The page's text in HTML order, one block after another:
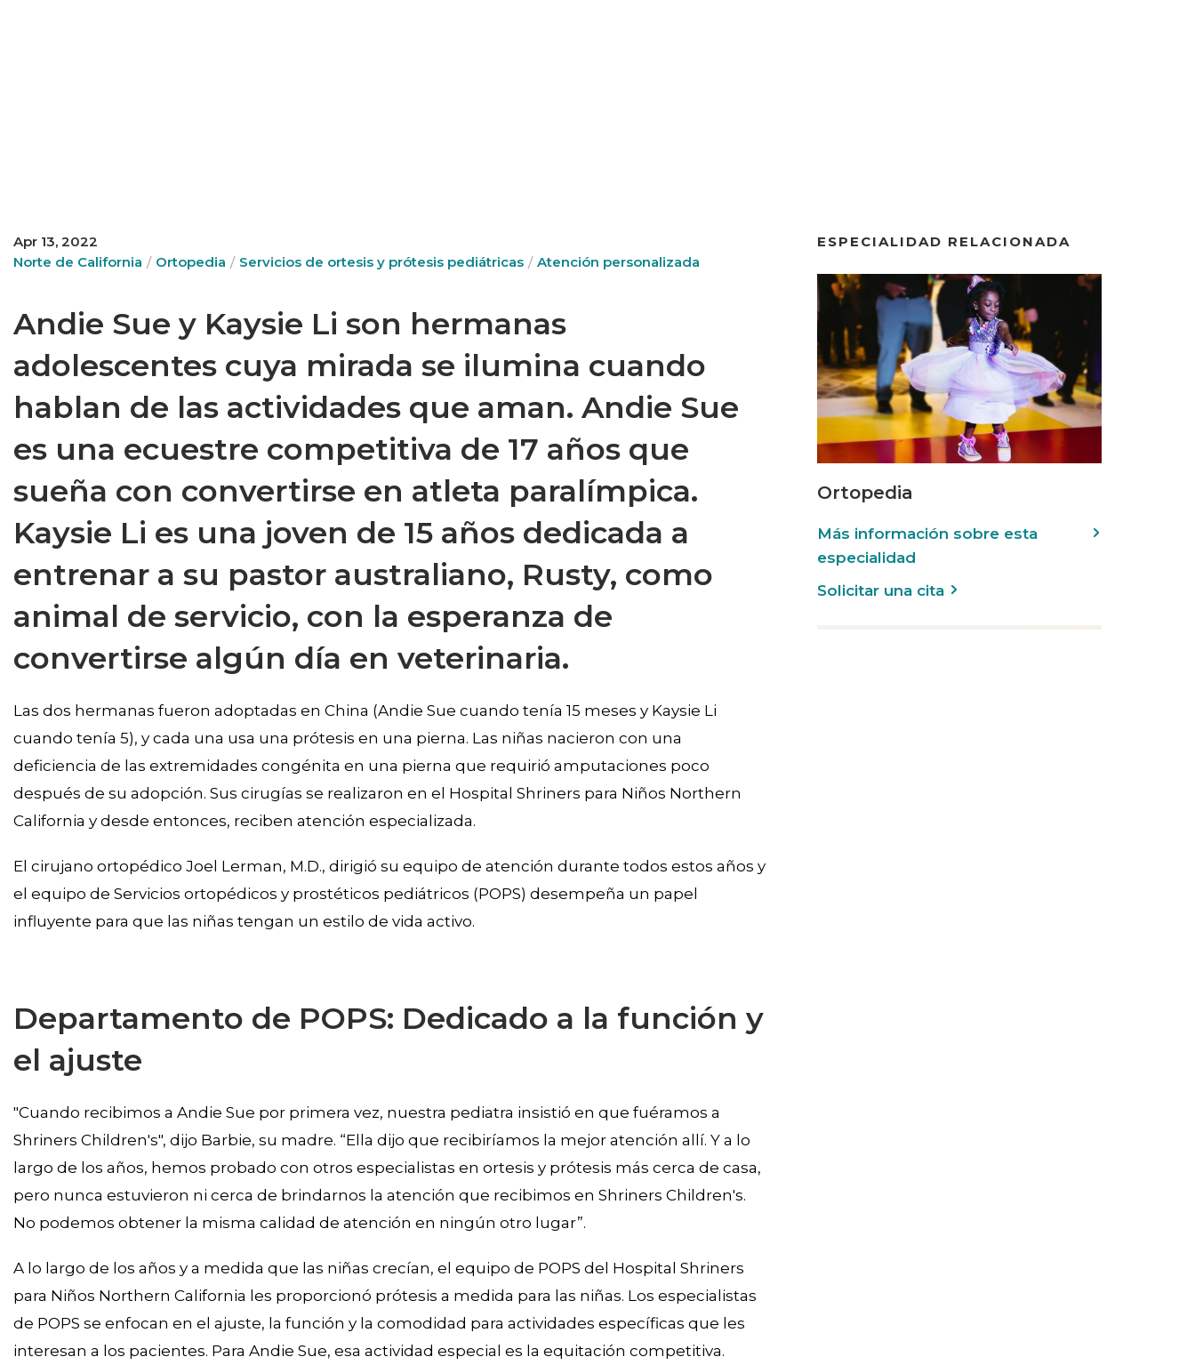
Apr 13, 2022
Norte de California
Ortopedia Servicios de ortesis y prótesis pediátricas Atención personalizada
Andie Sue y Kaysie Li son hermanas
adolescentes cuya mirada se ilumina cuando
hablan de las actividades que aman. Andie Sue
es una ecuestre competitiva de 17 años que
sueña con convertirse en atleta paralímpica.
Kaysie Li es una joven de 15 años dedicada a
entrenar a su pastor australiano, Rusty, como
animal de servicio, con la esperanza de
convertirse algún día en veterinaria.
Las dos hermanas fueron adoptadas en China (Andie Sue cuando tenía 15 meses y Kaysie Li
cuando tenía 5), y cada una usa una prótesis en una pierna. Las niñas nacieron con una
deficiencia de las extremidades congénita en una pierna que requirió amputaciones poco
después de su adopción. Sus cirugías se realizaron en el Hospital Shriners para Niños Northern
California y desde entonces, reciben atención especializada.
El cirujano ortopédico Joel Lerman, M.D., dirigió su equipo de atención durante todos estos años y
el equipo de Servicios ortopédicos y prostéticos pediátricos (POPS) desempeña un papel
influyente para que las niñas tengan un estilo de vida activo.
Departamento de POPS: Dedicado a la función y
el ajuste
"Cuando recibimos a Andie Sue por primera vez, nuestra pediatra insistió en que fuéramos a
Shriners Children's", dijo Barbie, su madre. “Ella dijo que recibiríamos la mejor atención allí. Y a lo
largo de los años, hemos probado con otros especialistas en ortesis y prótesis más cerca de casa,
pero nunca estuvieron ni cerca de brindarnos la atención que recibimos en Shriners Children's.
No podemos obtener la misma calidad de atención en ningún otro lugar”.
A lo largo de los años y a medida que las niñas crecían, el equipo de POPS del Hospital Shriners
para Niños Northern California les proporcionó prótesis a medida para las niñas. Los especialistas
de POPS se enfocan en el ajuste, la función y la comodidad para actividades específicas que les
interesan a los pacientes. Para Andie Sue, esa actividad especial es la equitación competitiva.
ESPECIALIDAD RELACIONADA
Ortopedia
Más información sobre esta
especialidad
Solicitar una cita